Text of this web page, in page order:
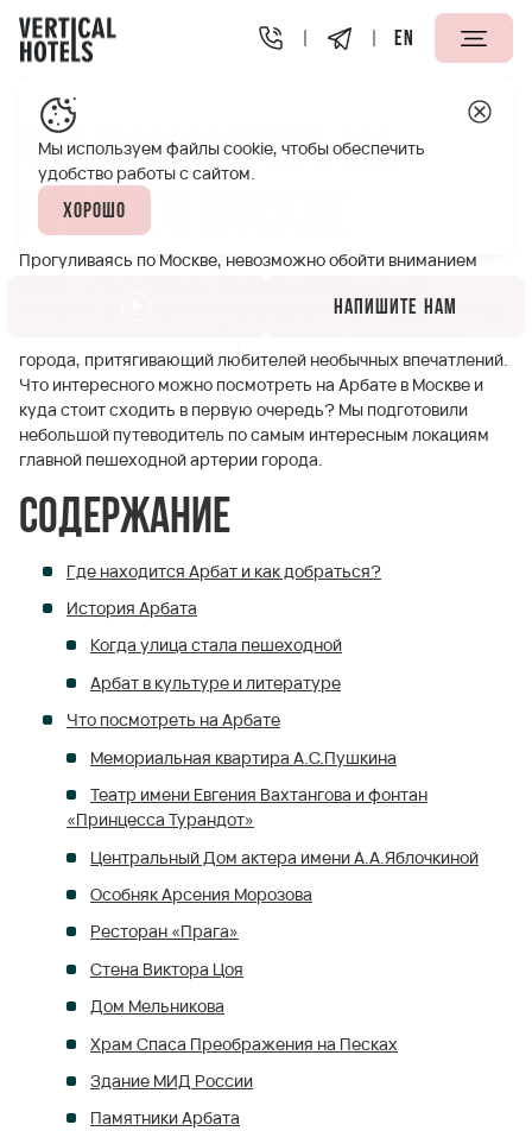
EN
Апарт-отели Vertical Что
Что посмотреть на
Арбате в Москве
Прогуливаясь по Москве, невозможно обойти вниманием
историей. Это не просто пешеходная зона в сердце столицы,
города, притягивающий любителей необычных впечатлений.
Что интересного можно посмотреть на Арбате в Москве и
куда стоит сходить в первую очередь? Мы подготовили
небольшой путеводитель по самым интересным локациям
главной пешеходной артерии города.
Содержание
Где находится Арбат и как добраться?
История Арбата
Когда улица стала пешеходной
Арбат в культуре и литературе
Что посмотреть на Арбате
Мемориальная квартира А.С.Пушкина
Театр имени Евгения Вахтангова и фонтан
«Принцесса Турандот»
Центральный Дом актера имени А.А.Яблочкиной
Особняк Арсения Морозова
Ресторан «Прага»
Стена Виктора Цоя
Дом Мельникова
Храм Спаса Преображения на Песках
Здание МИД России
Памятники Арбата
Мы используем файлы cookie, чтобы обеспечить
удобство работы с сайтом.
Хорошо
Напишите нам